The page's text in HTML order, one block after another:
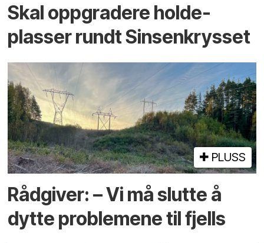
Skal oppgradere holde­
plasser rundt Sinsenkrysset
PLUSS
Rådgiver: – Vi må slutte å
dytte problemene til fjells